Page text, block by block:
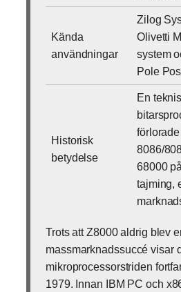
Kända
användningar
Zilog
Olivetti
system
Pole
Historisk
betydelse
En
8086/
68000
tajming,
Trots att Z8000 aldrig blev
massmarknadssuccé visar
mikroprocessorstriden
1979. Innan IBM PC och